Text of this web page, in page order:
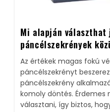
Mi alapján
páncélszekrények
Az értékek magas fokú
páncélszekrényt
páncélszekrény
komoly döntés. Érdemes
választani, így biztos,